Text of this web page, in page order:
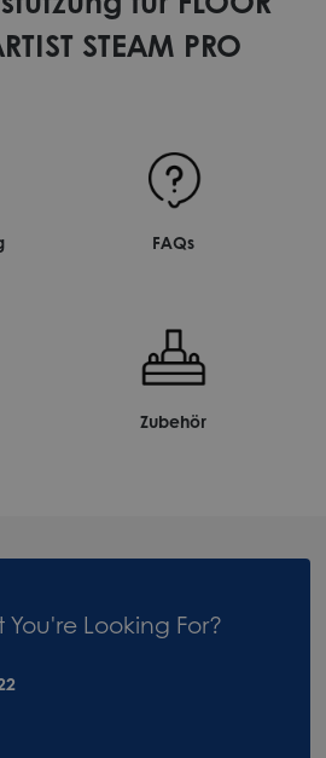
STEAM PRO
FAQs
Zubehör
Looking For?